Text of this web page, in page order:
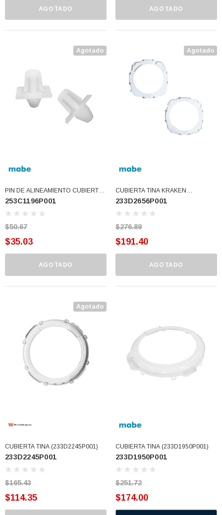
BALERO 6006 ORIG SELLO NEOPRENO
360130 W10239909 228C2007P001 (3934469)
$30.68
AGOTADO AGOTADO
Agotado
PIN DE ALINEAMIENTO CUBIERTA
LAV KRAKEN (253C1196P001)
253C1196P001
$50.67
$35.03
AGOTADO
Agotado
CUBIERTA TINA KRAKEN
(233D2656P001)
233D2656P001
$276.89
$191.40
AGOTADO
Agotado
CUBIERTA TINA (233D2245P001)
233D2245P001
$165.43
$114.35
CUBIERTA TINA (233D1950P001)
233D1950P001
$251.72
$174.00